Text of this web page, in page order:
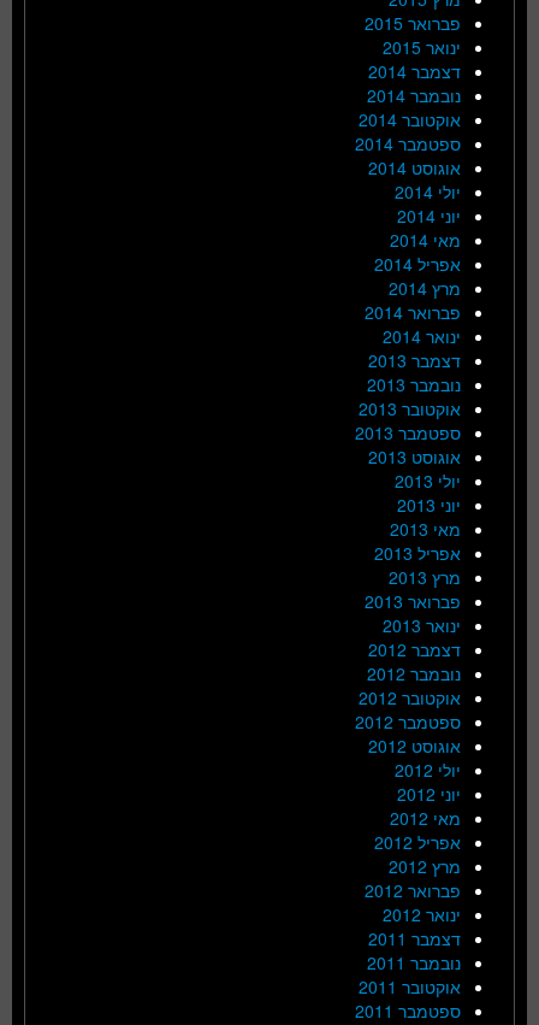
פברואר 2015
ינואר 2015
דצמבר 2014
נובמבר 2014
אוקטובר 2014
ספטמבר 2014
אוגוסט 2014
יולי 2014
יוני 2014
מאי 2014
אפריל 2014
מרץ 2014
פברואר 2014
ינואר 2014
דצמבר 2013
נובמבר 2013
אוקטובר 2013
ספטמבר 2013
אוגוסט 2013
יולי 2013
יוני 2013
מאי 2013
אפריל 2013
מרץ 2013
פברואר 2013
ינואר 2013
דצמבר 2012
נובמבר 2012
אוקטובר 2012
ספטמבר 2012
אוגוסט 2012
יולי 2012
יוני 2012
מאי 2012
אפריל 2012
מרץ 2012
פברואר 2012
ינואר 2012
דצמבר 2011
נובמבר 2011
אוקטובר 2011
ספטמבר 2011